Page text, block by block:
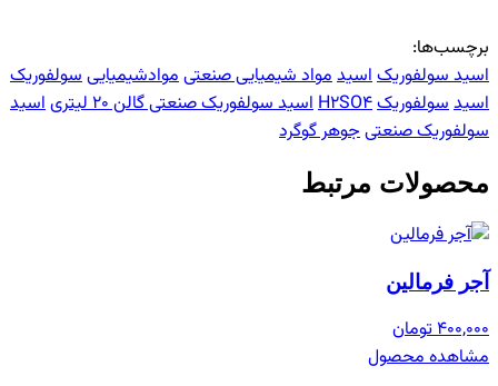
برچسب‌ها:
اسید سولفوریکاسیدمواد شیمیایی صنعتیموادشیمیاییسولفوریک
اسیدسولفوریکH2SO4اسید سولفوریک صنعتی گالن 20 لیتری
اسید
سولفوریک صنعتیجوهر گوگرد
محصولات مرتبط
آجر فرمالین
400,000 تومان
مشاهده محصول